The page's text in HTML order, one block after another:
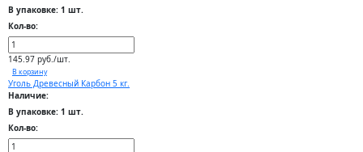
В упаковке: 1 шт.
Кол-во:
145.97 руб./шт.
В корзину
Уголь Древесный Карбон 5 кг.
Наличие:
В упаковке: 1 шт.
Кол-во: